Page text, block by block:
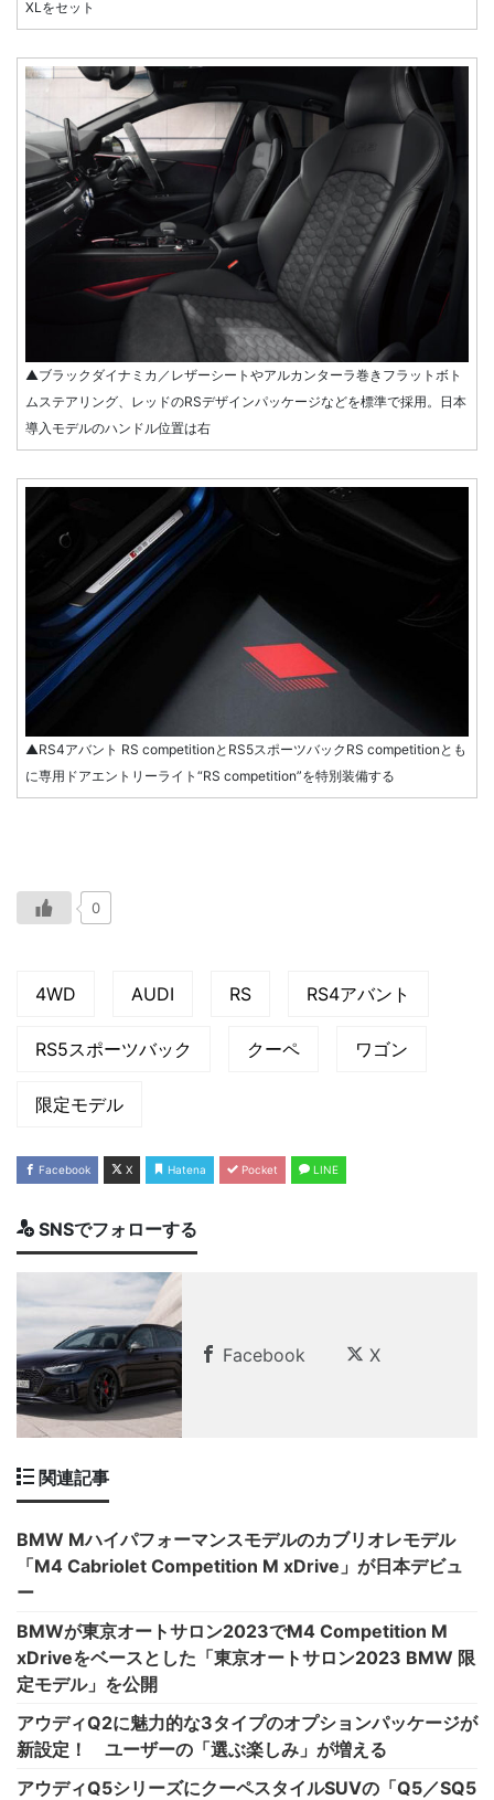
XLをセット
▲ブラックダイナミカ／レザーシートやアルカンターラ巻きフラットボト
ムステアリング、レッドのRSデザインパッケージなどを標準で採用。日本
導入モデルのハンドル位置は右
▲RS4アバント RS competitionとRS5スポーツバックRS competitionとも
に専用ドアエントリーライト“RS competition”を特別装備する
0
4WD AUDI RS RS4アバント
RS5スポーツバック クーペ ワゴン
限定モデル
Facebook X Hatena Pocket LINE
SNSでフォローする
Facebook X
関連記事
BMW Mハイパフォーマンスモデルのカブリオレモデル
「M4 Cabriolet Competition M xDrive」が日本デビュ
ー
BMWが東京オートサロン2023でM4 Competition M
xDriveをベースとした「東京オートサロン2023 BMW 限
定モデル」を公開
アウディQ2に魅力的な3タイプのオプションパッケージが
新設定！ ユーザーの「選ぶ楽しみ」が増える
アウディQ5シリーズにクーペスタイルSUVの「Q5／SQ5